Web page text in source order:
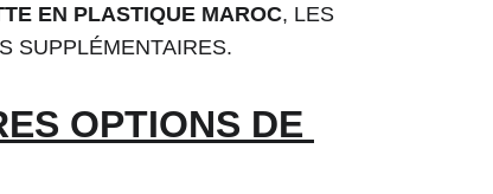
EN PLASTIQUE MAROC, LES
SUPPLÉMENTAIRES.
OPTIONS DE